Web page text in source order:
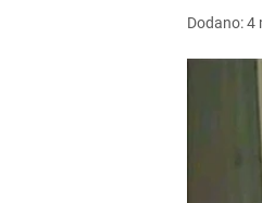
Ile kosztowały
Farmacja: wzrost
Dodano:4